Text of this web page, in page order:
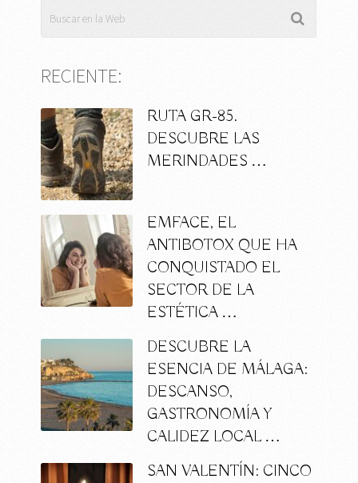
RECIENTE:
RUTA GR-85.
DESCUBRE LAS
MERINDADES …
EMFACE, EL
ANTIBOTOX QUE HA
CONQUISTADO EL
SECTOR DE LA
ESTÉTICA …
DESCUBRE LA
ESENCIA DE MÁLAGA:
DESCANSO,
GASTRONOMÍA Y
CALIDEZ LOCAL …
SAN VALENTÍN: CINCO